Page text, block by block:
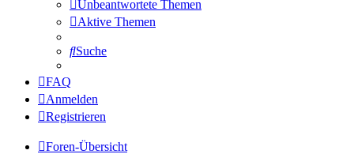
Unbeantwortete Themen
Aktive Themen
Suche
FAQ
Anmelden
Registrieren
Foren-Übersicht